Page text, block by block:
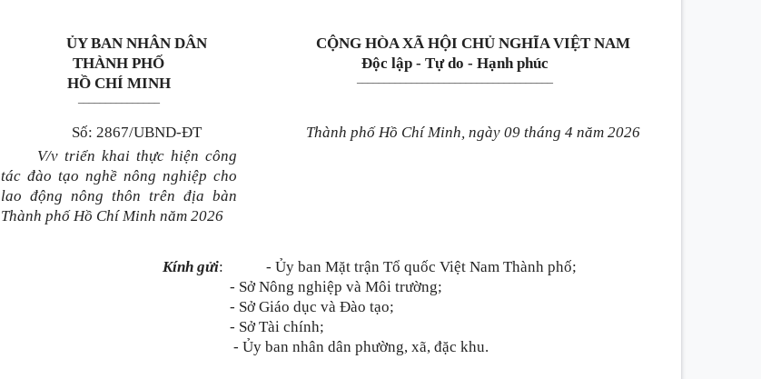
ỦY BAN NHÂN DÂN
THÀNH PHỐ
HỒ CHÍ MINH
CỘNG HÒA XÃ HỘI CHỦ NGHĨA VIỆT NAM
Độc lập - Tự do - Hạnh phúc
Số: 2867/UBND-ĐT
V/v triển khai thực hiện công
tác đào tạo nghề nông nghiệp cho
lao động nông thôn trên địa bàn
Thành phố Hồ Chí Minh năm 2026
Thành phố Hồ Chí Minh, ngày 09 tháng 4 năm 2026
Kính gửi:
- Ủy ban Mặt trận Tổ quốc Việt Nam Thành phố;
- Sở Nông nghiệp và Môi trường;
- Sở Giáo dục và Đào tạo;
- Sở Tài chính;
- Ủy ban nhân dân phường, xã, đặc khu.